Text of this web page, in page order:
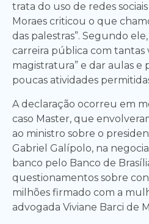
trata do uso de redes
Moraes criticou o que
das palestras”. Segundo
carreira pública com tantas
magistratura” e dar aulas e
poucas atividades
A declaração ocorreu em
caso Master, que
ao ministro sobre o
Gabriel Galípolo, na
banco pelo Banco de
questionamentos sobre
milhões firmado com a
advogada Viviane Barci de